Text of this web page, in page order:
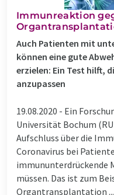
Immunreaktion
Auch Patienten mit
können eine gute
erzielen: Ein Test hilft,
anzupassen
19.08.2020 - Ein
Universität Bochum
Aufschluss über die
Coronavirus bei
immununterdrückende
müssen. Das ist zum
Organtransplantation ...